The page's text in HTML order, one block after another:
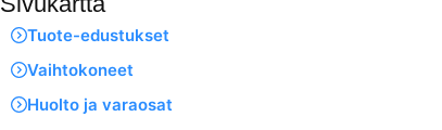
Tuote-edustukset
Vaihtokoneet
Huolto ja varaosat